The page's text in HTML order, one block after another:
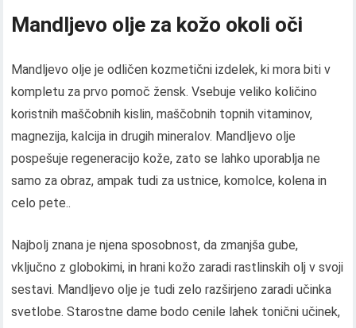
Mandljevo olje za kožo okoli oči
Mandljevo olje je odličen kozmetični izdelek, ki mora biti v
kompletu za prvo pomoč žensk. Vsebuje veliko količino
koristnih maščobnih kislin, maščobnih topnih vitaminov,
magnezija, kalcija in drugih mineralov. Mandljevo olje
pospešuje regeneracijo kože, zato se lahko uporablja ne
samo za obraz, ampak tudi za ustnice, komolce, kolena in
celo pete..
Najbolj znana je njena sposobnost, da zmanjša gube,
vključno z globokimi, in hrani kožo zaradi rastlinskih olj v svoji
sestavi. Mandljevo olje je tudi zelo razširjeno zaradi učinka
svetlobe. Starostne dame bodo cenile lahek tonični učinek,